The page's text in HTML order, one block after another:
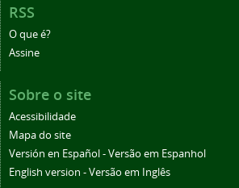
RSS
O que é?
Assine
Sobre o site
Acessibilidade
Mapa do site
Versión en Español - Versão em Espanhol
English version - Versão em Inglês